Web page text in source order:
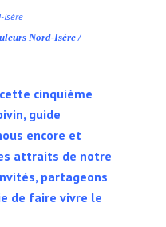
Isère
Nord-Isère /
cette cinquième
guide
encore et
attraits de notre
partageons
de faire vivre le